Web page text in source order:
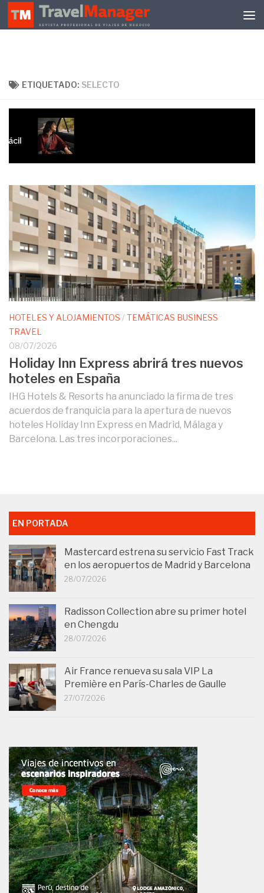
Debajo del contenido
ETIQUETADO: SELECTO
HOTELES Y ALOJAMIENTOS /TEMÁTICAS BUSINESS
TRAVEL
08/07/2026
Holiday Inn Express abrirá tres nuevos
hoteles en España
IHG Hotels & Resorts ha anunciado la firma de tres
acuerdos de franquicia para la apertura de nuevos
hoteles Holiday Inn Express en Madrid, Málaga y
Barcelona. Las tres incorporaciones...
EN PORTADA
Mastercard estrena su servicio Fast Track
en los aeropuertos de Madrid y Barcelona
28/07/2026
Radisson Collection abre su primer hotel
en Chengdu
28/07/2026
Air France renueva su sala VIP La
Première en París-Charles de Gaulle
27/07/2026